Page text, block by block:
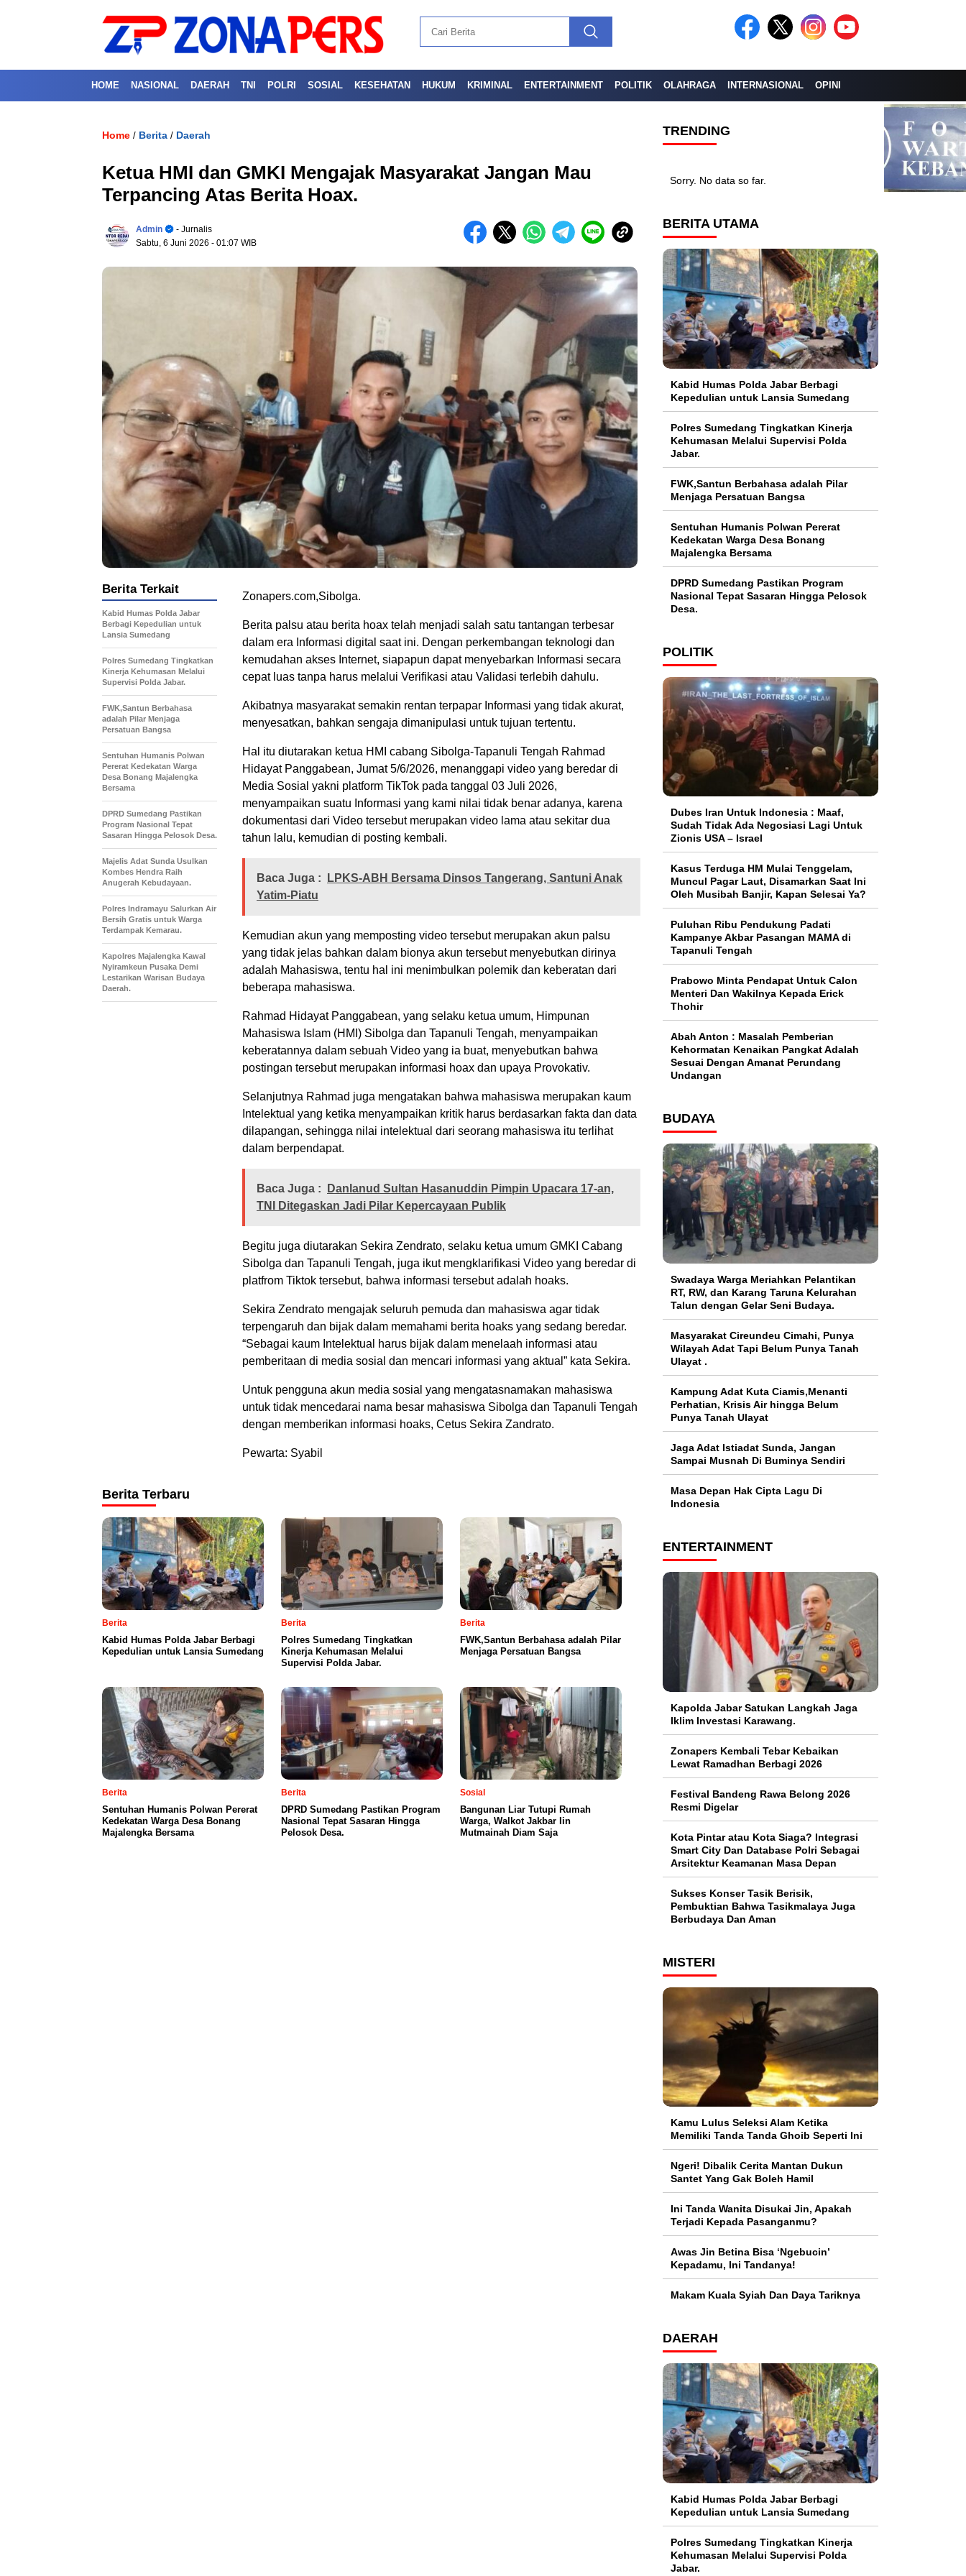
HOME NASIONAL DAERAH TNI POLRI SOSIAL KESEHATAN HUKUM KRIMINAL ENTERTAINMENT POLITIK OLAHRAGA INTERNASIONAL OPINI
Home / Berita / Daerah
Ketua HMI dan GMKI Mengajak Masyarakat Jangan Mau
Terpancing Atas Berita Hoax.
Admin
- Jurnalis
Sabtu, 6 Juni 2026 - 01:07 WIB
Zonapers.com,Sibolga.
Berita palsu atau berita hoax telah menjadi salah satu tantangan terbesar
dalam era Informasi digital saat ini. Dengan perkembangan teknologi dan
kemudahan akses Internet, siapapun dapat menyebarkan Informasi secara
cepat luas tanpa harus melalui Verifikasi atau Validasi terlebih dahulu.
Akibatnya masyarakat semakin rentan terpapar Informasi yang tidak akurat,
menyesatkan, bahkan sengaja dimanipulasi untuk tujuan tertentu.
Hal itu diutarakan ketua HMI cabang Sibolga-Tapanuli Tengah Rahmad
Hidayat Panggabean, Jumat 5/6/2026, menanggapi video yang beredar di
Media Sosial yakni platform TikTok pada tanggal 03 Juli 2026,
menyampaikan suatu Informasi yang kami nilai tidak benar adanya, karena
dokumentasi dari Video tersebut merupakan video lama atau sekitar dua
tahun lalu, kemudian di posting kembali.
Baca Juga :
LPKS-ABH Bersama Dinsos Tangerang, Santuni Anak
Yatim-Piatu
Kemudian akun yang memposting video tersebut merupakan akun palsu
yang tidak jelas bahkan dalam bionya akun tersebut menyebutkan dirinya
adalah Mahasiswa, tentu hal ini menimbulkan polemik dan keberatan dari
beberapa mahasiswa.
Rahmad Hidayat Panggabean, yang selaku ketua umum, Himpunan
Mahasiswa Islam (HMI) Sibolga dan Tapanuli Tengah, menyampaikan
keberatannya dalam sebuah Video yang ia buat, menyebutkan bahwa
postingan tersebut merupakan informasi hoax dan upaya Provokativ.
Selanjutnya Rahmad juga mengatakan bahwa mahasiswa merupakan kaum
Intelektual yang ketika menyampaikan kritik harus berdasarkan fakta dan data
dilapangan, sehingga nilai intelektual dari seorang mahasiswa itu terlihat
dalam berpendapat.
Baca Juga :
Danlanud Sultan Hasanuddin Pimpin Upacara 17-an,
TNI Ditegaskan Jadi Pilar Kepercayaan Publik
Begitu juga diutarakan Sekira Zendrato, selaku ketua umum GMKI Cabang
Sibolga dan Tapanuli Tengah, juga ikut mengklarifikasi Video yang beredar di
platfrom Tiktok tersebut, bahwa informasi tersebut adalah hoaks.
Sekira Zendrato mengajak seluruh pemuda dan mahasiswa agar tidak
terpengaruh dan bijak dalam memahami berita hoaks yang sedang beredar.
“Sebagai kaum Intelektual harus bijak dalam menelaah informasi atau
pemberitaan di media sosial dan mencari informasi yang aktual” kata Sekira.
Untuk pengguna akun media sosial yang mengatasnamakan mahasiswa
untuk tidak mencedarai nama besar mahasiswa Sibolga dan Tapanuli Tengah
dengan memberikan informasi hoaks, Cetus Sekira Zandrato.
Pewarta: Syabil
Berita Terkait
Kabid Humas Polda Jabar
Berbagi Kepedulian untuk
Lansia Sumedang
Polres Sumedang Tingkatkan
Kinerja Kehumasan Melalui
Supervisi Polda Jabar.
FWK,Santun Berbahasa
adalah Pilar Menjaga
Persatuan Bangsa
Sentuhan Humanis Polwan
Pererat Kedekatan Warga
Desa Bonang Majalengka
Bersama
DPRD Sumedang Pastikan
Program Nasional Tepat
Sasaran Hingga Pelosok Desa.
Majelis Adat Sunda Usulkan
Kombes Hendra Raih
Anugerah Kebudayaan.
Polres Indramayu Salurkan Air
Bersih Gratis untuk Warga
Terdampak Kemarau.
Kapolres Majalengka Kawal
Nyiramkeun Pusaka Demi
Lestarikan Warisan Budaya
Daerah.
Berita Terbaru
Berita
Kabid Humas Polda Jabar Berbagi
Kepedulian untuk Lansia Sumedang
Berita
Polres Sumedang Tingkatkan
Kinerja Kehumasan Melalui
Supervisi Polda Jabar.
Berita
FWK,Santun Berbahasa adalah Pilar
Menjaga Persatuan Bangsa
Berita
Sentuhan Humanis Polwan Pererat
Kedekatan Warga Desa Bonang
Majalengka Bersama
Berita
DPRD Sumedang Pastikan Program
Nasional Tepat Sasaran Hingga
Pelosok Desa.
Sosial
Bangunan Liar Tutupi Rumah
Warga, Walkot Jakbar Iin
Mutmainah Diam Saja
TRENDING
Sorry. No data so far.
BERITA UTAMA
Kabid Humas Polda Jabar Berbagi
Kepedulian untuk Lansia Sumedang
Polres Sumedang Tingkatkan Kinerja
Kehumasan Melalui Supervisi Polda
Jabar.
FWK,Santun Berbahasa adalah Pilar
Menjaga Persatuan Bangsa
Sentuhan Humanis Polwan Pererat
Kedekatan Warga Desa Bonang
Majalengka Bersama
DPRD Sumedang Pastikan Program
Nasional Tepat Sasaran Hingga Pelosok
Desa.
POLITIK
Dubes Iran Untuk Indonesia : Maaf,
Sudah Tidak Ada Negosiasi Lagi Untuk
Zionis USA – Israel
Kasus Terduga HM Mulai Tenggelam,
Muncul Pagar Laut, Disamarkan Saat Ini
Oleh Musibah Banjir, Kapan Selesai Ya?
Puluhan Ribu Pendukung Padati
Kampanye Akbar Pasangan MAMA di
Tapanuli Tengah
Prabowo Minta Pendapat Untuk Calon
Menteri Dan Wakilnya Kepada Erick
Thohir
Abah Anton : Masalah Pemberian
Kehormatan Kenaikan Pangkat Adalah
Sesuai Dengan Amanat Perundang
Undangan
BUDAYA
Swadaya Warga Meriahkan Pelantikan
RT, RW, dan Karang Taruna Kelurahan
Talun dengan Gelar Seni Budaya.
Masyarakat Cireundeu Cimahi, Punya
Wilayah Adat Tapi Belum Punya Tanah
Ulayat .
Kampung Adat Kuta Ciamis,Menanti
Perhatian, Krisis Air hingga Belum
Punya Tanah Ulayat
Jaga Adat Istiadat Sunda, Jangan
Sampai Musnah Di Buminya Sendiri
Masa Depan Hak Cipta Lagu Di
Indonesia
ENTERTAINMENT
Kapolda Jabar Satukan Langkah Jaga
Iklim Investasi Karawang.
Zonapers Kembali Tebar Kebaikan
Lewat Ramadhan Berbagi 2026
Festival Bandeng Rawa Belong 2026
Resmi Digelar
Kota Pintar atau Kota Siaga? Integrasi
Smart City Dan Database Polri Sebagai
Arsitektur Keamanan Masa Depan
Sukses Konser Tasik Berisik,
Pembuktian Bahwa Tasikmalaya Juga
Berbudaya Dan Aman
MISTERI
Kamu Lulus Seleksi Alam Ketika
Memiliki Tanda Tanda Ghoib Seperti Ini
Ngeri! Dibalik Cerita Mantan Dukun
Santet Yang Gak Boleh Hamil
Ini Tanda Wanita Disukai Jin, Apakah
Terjadi Kepada Pasanganmu?
Awas Jin Betina Bisa ‘Ngebucin’
Kepadamu, Ini Tandanya!
Makam Kuala Syiah Dan Daya Tariknya
DAERAH
Kabid Humas Polda Jabar Berbagi
Kepedulian untuk Lansia Sumedang
Polres Sumedang Tingkatkan Kinerja
Kehumasan Melalui Supervisi Polda
Jabar.